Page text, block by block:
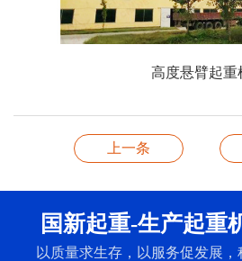
高度悬臂起重
上一条
国新起重-生产起重
以质量求生存，以服务促发展